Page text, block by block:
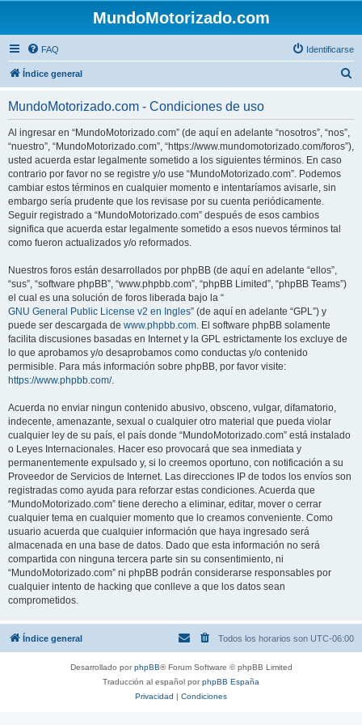
MundoMotorizado.com
FAQ Identificarse
Índice general
a
MundoMotorizado.com - Condiciones de uso
Al ingresar en “MundoMotorizado.com” (de aquí en adelante “nosotros”, “nos”,
“nuestro”, “MundoMotorizado.com”, “https://www.mundomotorizado.com/foros”),
usted acuerda estar legalmente sometido a los siguientes términos. En caso
contrario por favor no se registre y/o use “MundoMotorizado.com”. Podemos
cambiar estos términos en cualquier momento e intentaríamos avisarle, sin
embargo sería prudente que los revisase por su cuenta periódicamente.
Seguir registrado a “MundoMotorizado.com” después de esos cambios
significa que acuerda estar legalmente sometido a esos nuevos términos tal
como fueron actualizados y/o reformados.
Nuestros foros están desarrollados por phpBB (de aquí en adelante “ellos”,
“sus”, “software phpBB”, “www.phpbb.com”, “phpBB Limited”, “phpBB Teams”)
el cual es una solución de foros liberada bajo la “
GNU General Public License v2 en Ingles” (de aquí en adelante “GPL”) y
puede ser descargada de www.phpbb.com. El software phpBB solamente
facilita discusiones basadas en Internet y la GPL estrictamente los excluye de
lo que aprobamos y/o desaprobamos como conductas y/o contenido
permisible. Para más información sobre phpBB, por favor visite:
https://www.phpbb.com/.
Acuerda no enviar ningun contenido abusivo, obsceno, vulgar, difamatorio,
indecente, amenazante, sexual o cualquier otro material que pueda violar
cualquier ley de su país, el país donde “MundoMotorizado.com” está instalado
o Leyes Internacionales. Hacer eso provocará que sea inmediata y
permanentemente expulsado y, si lo creemos oportuno, con notificación a su
Proveedor de Servicios de Internet. Las direcciones IP de todos los envíos son
registradas como ayuda para reforzar estas condiciones. Acuerda que
“MundoMotorizado.com” tiene derecho a eliminar, editar, mover o cerrar
cualquier tema en cualquier momento que lo creamos conveniente. Como
usuario acuerda que cualquier información que haya ingresado será
almacenada en una base de datos. Dado que esta información no será
compartida con ninguna tercera parte sin su consentimiento, ni
“MundoMotorizado.com” ni phpBB podrán considerarse responsables por
cualquier intento de hacking que conlleve a que los datos sean
comprometidos.
Índice general Todos los horarios son UTC-06:00
Desarrollado porphpBB® Forum Software © phpBB Limited
Traducción al español porphpBB España
Privacidad | Condiciones